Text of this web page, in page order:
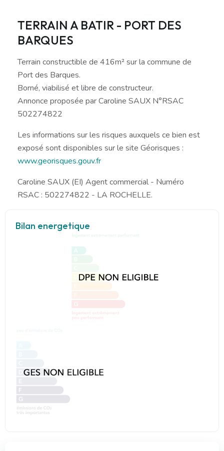
TERRAIN A BATIR - PORT DES
BARQUES
Terrain constructible de 416m² sur la commune de
Port des Barques.
Borné, viabilisé et libre de constructeur.
Annonce proposée par Caroline SAUX N°RSAC
502274822
Les informations sur les risques auxquels ce bien est
exposé sont disponibles sur le site Géorisques :
www.georisques.gouv.fr
Caroline SAUX (EI) Agent commercial - Numéro
RSAC : 502274822 - LA ROCHELLE.
Bilan energetique